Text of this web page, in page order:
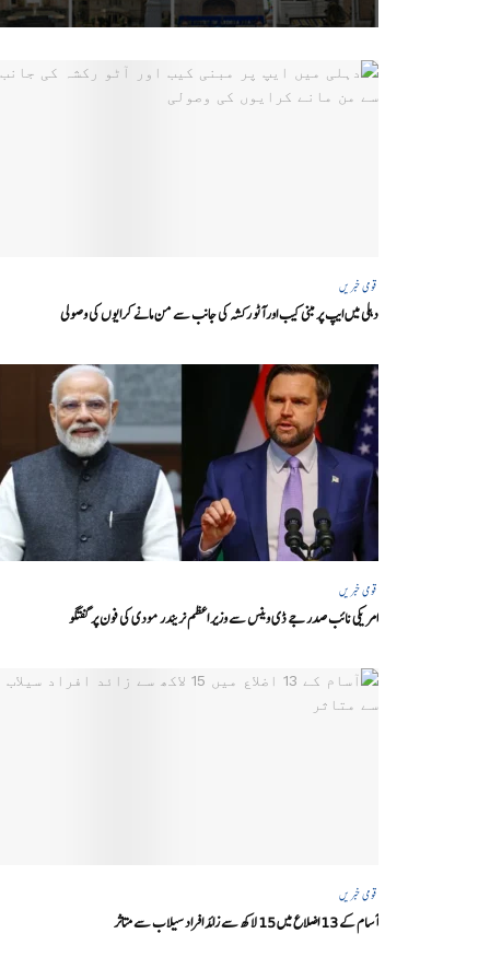
قومی خبریں
دہلی میں ایپ پر مبنی کیب اور آٹو رکشہ کی جانب سے من مانے کرایوں کی وصولی
قومی خبریں
امریکی نائب صدر جے ڈی وینس سے وزیر اعظم نریندر مودی کی فون پر گفتگو
قومی خبریں
آسام کے 13 اضلاع میں 15 لاکھ سے زائد افراد سیلاب سے متاثر